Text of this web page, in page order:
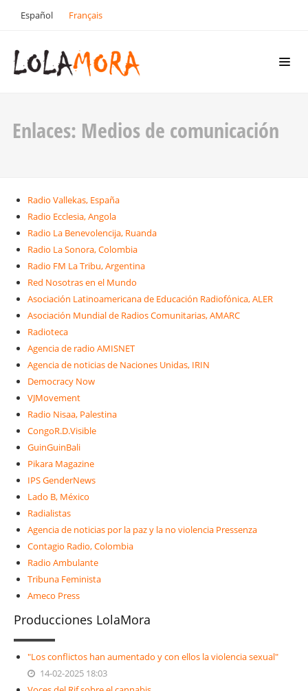
Español Français
Enlaces: Medios de comunicación
Radio Vallekas, España
Radio Ecclesia, Angola
Radio La Benevolencija, Ruanda
Radio La Sonora, Colombia
Radio FM La Tribu, Argentina
Red Nosotras en el Mundo
Asociación Latinoamericana de Educación Radiofónica, ALER
Asociación Mundial de Radios Comunitarias, AMARC
Radioteca
Agencia de radio AMISNET
Agencia de noticias de Naciones Unidas, IRIN
Democracy Now
VJMovement
Radio Nisaa, Palestina
CongoR.D.Visible
GuinGuinBali
Pikara Magazine
IPS GenderNews
Lado B, México
Radialistas
Agencia de noticias por la paz y la no violencia Pressenza
Contagio Radio, Colombia
Radio Ambulante
Tribuna Feminista
Ameco Press
Producciones LolaMora
"Los conflictos han aumentado y con ellos la violencia sexual"
14-02-2025 18:03